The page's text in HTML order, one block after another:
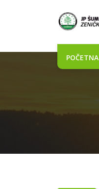
POČETNA